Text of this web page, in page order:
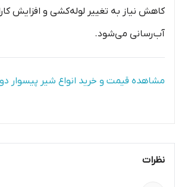
کاهش نیاز به تغییر لوله‌کشی و افزایش
آب‌رسانی می‌شود.
مشاهده قیمت و خرید انواع شیر پیسوار
نظرات